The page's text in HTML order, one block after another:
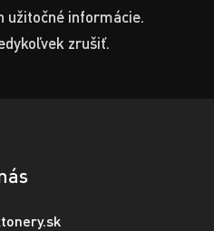
užitočné informácie.
zrušiť.